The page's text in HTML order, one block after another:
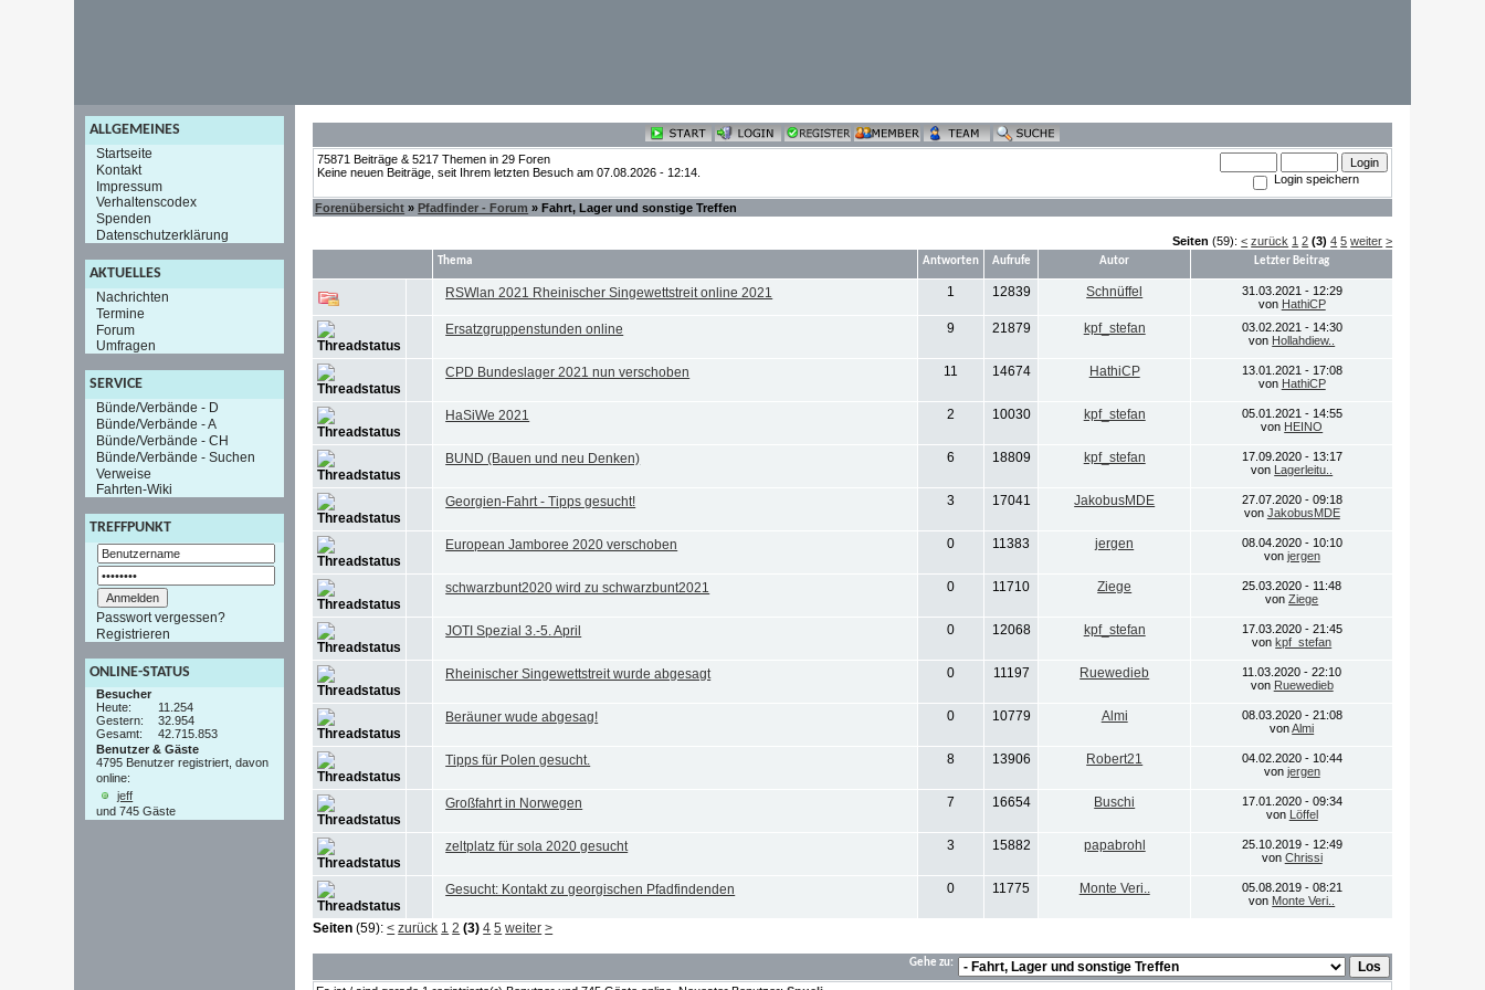
ALLGEMEINES
Startseite
Kontakt
Impressum
Verhaltenscodex
Spenden
Datenschutzerklärung
AKTUELLES
Nachrichten
Termine
Forum
Umfragen
SERVICE
Bünde/Verbände - D
Bünde/Verbände - A
Bünde/Verbände - CH
Bünde/Verbände - Suchen
Verweise
Fahrten-Wiki
TREFFPUNKT
Passwort vergessen?
Registrieren
ONLINE-STATUS
Besucher
Heute:
11.254
Gestern:
32.954
Gesamt:
42.715.853
Benutzer & Gäste
4795 Benutzer registriert, davon
online:
jeff
und 745 Gäste
75871 Beiträge & 5217 Themen in 29 Foren
Keine neuen Beiträge, seit Ihrem letzten Besuch am 07.08.2026 - 12:14.
Login speichern
Forenübersicht »Pfadfinder - Forum » Fahrt, Lager und sonstige Treffen
Seiten (59):< zurück 1 2 (3) 4 5 weiter >
Thema Antworten Aufrufe Autor Letzter Beitrag
RSWlan 2021 Rheinischer Singewettstreit online 2021 1 12839 Schnüffel
31.03.2021 - 12:29
von HathiCP
Ersatzgruppenstunden online 9 21879 kpf_stefan
03.02.2021 - 14:30
von Hollahdiew..
CPD Bundeslager 2021 nun verschoben 11 14674 HathiCP
13.01.2021 - 17:08
von HathiCP
HaSiWe 2021 2 10030 kpf_stefan
05.01.2021 - 14:55
von HEINO
BUND (Bauen und neu Denken) 6 18809 kpf_stefan
17.09.2020 - 13:17
von Lagerleitu..
Georgien-Fahrt - Tipps gesucht! 3 17041 JakobusMDE
27.07.2020 - 09:18
von JakobusMDE
European Jamboree 2020 verschoben 0 11383 jergen
08.04.2020 - 10:10
von jergen
schwarzbunt2020 wird zu schwarzbunt2021 0 11710 Ziege
25.03.2020 - 11:48
vonZiege
JOTI Spezial 3.-5. April 0 12068 kpf_stefan
17.03.2020 - 21:45
vonkpf_stefan
Rheinischer Singewettstreit wurde abgesagt 0 11197 Ruewedieb
11.03.2020 - 22:10
von Ruewedieb
Beräuner wude abgesag! 0 10779 Almi
08.03.2020 - 21:08
vonAlmi
Tipps für Polen gesucht. 8 13906 Robert21
04.02.2020 - 10:44
von jergen
Großfahrt in Norwegen 7 16654 Buschi
17.01.2020 - 09:34
von Löffel
zeltplatz für sola 2020 gesucht 3 15882 papabrohl
25.10.2019 - 12:49
von Chrissi
Gesucht: Kontakt zu georgischen Pfadfindenden 0 11775 Monte Veri..
05.08.2019 - 08:21
von Monte Veri..
Seiten (59):< zurück 1 2 (3) 4 5 weiter >
Gehe zu: